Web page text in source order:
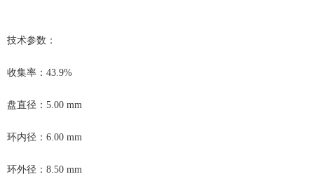
技术参数：
收集率： 43.9%
盘直径： 5.00 mm
环内径： 6.00 mm
环外径： 8.50 mm